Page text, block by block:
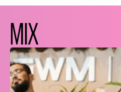
MIX